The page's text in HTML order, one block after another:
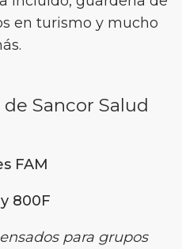
en turismo y mucho
Sancor Salud
FAM
800F
para grupos